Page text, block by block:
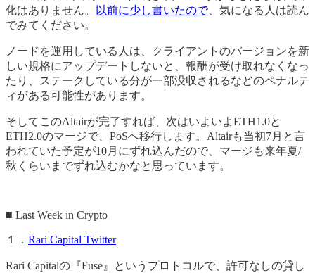
化はありません。
以前に少し書いたので、気になる人は読ん
でみてください。
ノードを運用している人は、クライアントのバージョンを新
しい規格にアップデートしないと、報酬が受け取れなくなっ
たり、ステークしている分が一部没収されるなどのペナルテ
ィがある可能性があります。
そしてこのAltairが完了すれば、次はいよいよETH1.0と
ETH2.0のマージで、PoSへ移行します。Altairも当初7月と言
われていた予定が10月にずれ込んだので、マージも来年夏/
秋くらいまでずれ込むかなと思っています。
■ Last Week in Crypto
１． Rari Capital Twitter
Rari Capitalの『Fuse』というプロトコルで、許可なしの貸し